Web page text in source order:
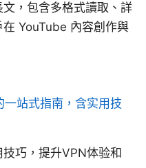
，包含多格式讀取、詳
YouTube 內容創作與
站式指南，含实用技
巧，提升VPN体验和